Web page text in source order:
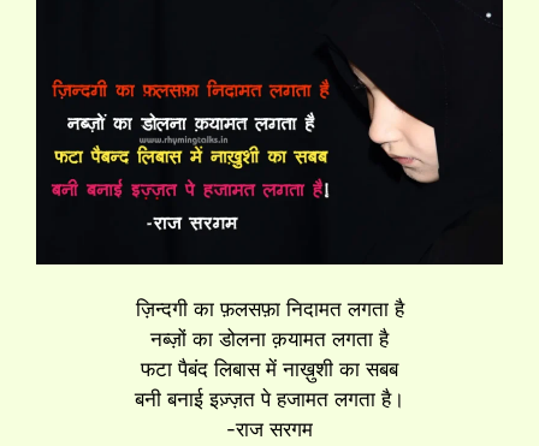
ज़िन्दगी का फ़लसफ़ा निदामत लगता है
नब्ज़ों का डोलना क़यामत लगता है
फटा पैबंद लिबास में नाख़ुशी का सबब
बनी बनाई इज़्ज़त पे हजामत लगता है।
-राज सरगम